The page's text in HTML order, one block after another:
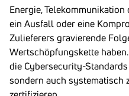
Energie,
ein Ausfall oder eine
Zulieferers gravierende
Wertschöpfungskette
die Cybersecurity-
sondern auch systematisch